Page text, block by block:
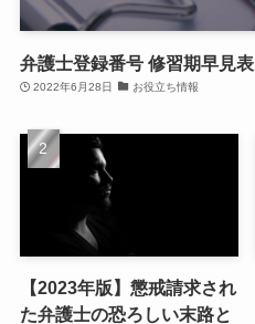
弁護士登録番号 修習期早見表
2022年6月28日 お役立ち情報
【2023年版】懲戒請求され
た弁護士の恐ろしい末路と